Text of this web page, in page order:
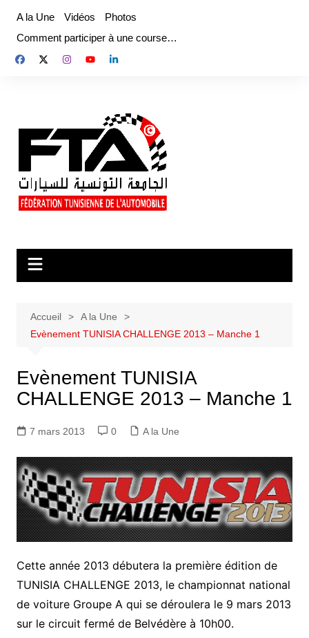
contenu
A la Une Vidéos
Photos
Comment participer à une course…
Accueil
A la Une
Evènement TUNISIA CHALLENGE 2013 – Manche 1
Evènement TUNISIA
CHALLENGE 2013 – Manche 1
7 mars 2013 0 A la Une
Cette année 2013 débutera la première édition de
TUNISIA CHALLENGE 2013, le championnat national
de voiture Groupe A qui se déroulera le 9 mars 2013
sur le circuit fermé de Belvédère à 10h00.